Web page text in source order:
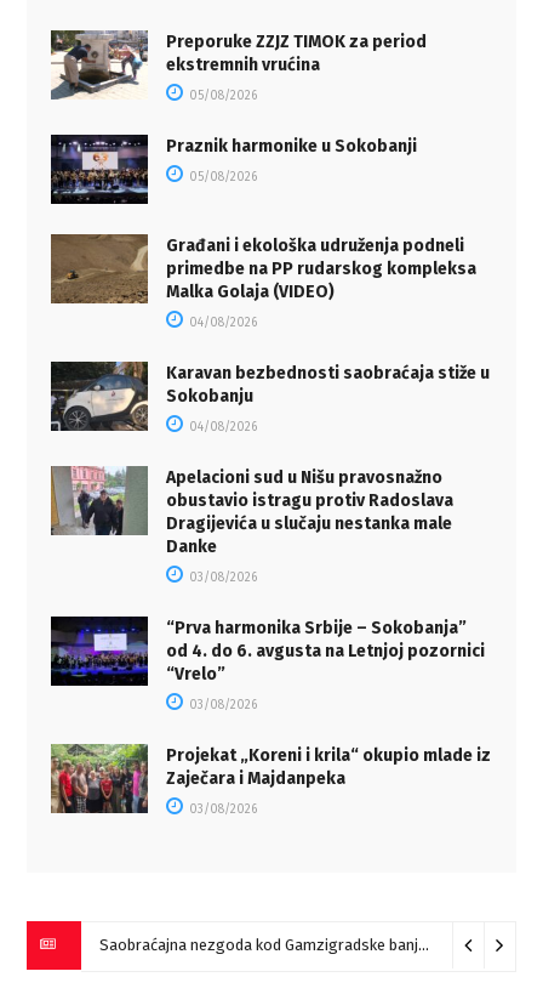
Preporuke ZZJZ TIMOK za period
ekstremnih vrućina
05/08/2026
Praznik harmonike u Sokobanji
05/08/2026
Građani i ekološka udruženja podneli
primedbe na PP rudarskog kompleksa
Malka Golaja (VIDEO)
04/08/2026
Karavan bezbednosti saobraćaja stiže u
Sokobanju
04/08/2026
Apelacioni sud u Nišu pravosnažno
obustavio istragu protiv Radoslava
Dragijevića u slučaju nestanka male
Danke
03/08/2026
“Prva harmonika Srbije – Sokobanja”
od 4. do 6. avgusta na Letnjoj pozornici
“Vrelo”
03/08/2026
Projekat „Koreni i krila“ okupio mlade iz
Zaječara i Majdanpeka
03/08/2026
Saobraćajna nezgoda kod Gamzigradske banje 05/08/2026